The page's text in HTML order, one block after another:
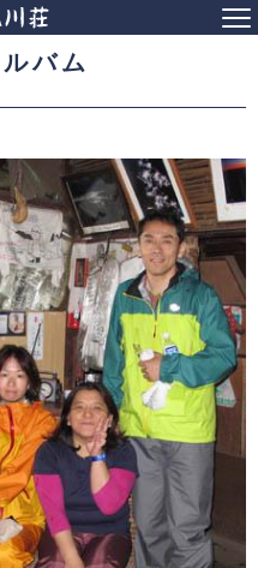
バム